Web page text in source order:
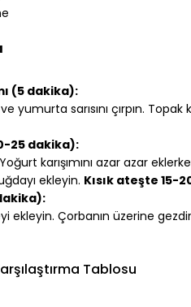
(5 dakika):
yumurta sarısını çırpın. Topak
25 dakika):
karışımını azar azar
ekleyin. Kısık ateşte 15-
ekleyin. Çorbanın üzerine
Tablosu